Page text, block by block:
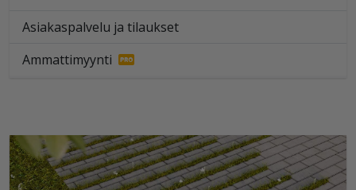
Asiakaspalvelu ja tilaukset
Ammattimyynti